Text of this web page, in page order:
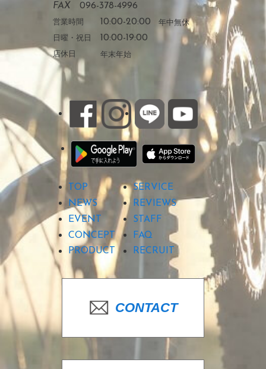
FAX
096-378-4996
営業時間 10:00-20:00 年中無休
日曜・祝日
10:00-19:00
店休日 年末年始
TOP
SERVICE
NEWS
REVIEWS
EVENT
STAFF
CONCEPT
FAQ
PRODUCT
RECRUIT
CONTACT